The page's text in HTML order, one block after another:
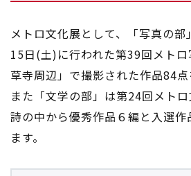
メトロ文化展として、「写真の
15日(土)に行われた第39回メト
草寺周辺」で撮影された作品84点
また「文学の部」は第24回メト
詩の中から優秀作品６編と入選
ます。